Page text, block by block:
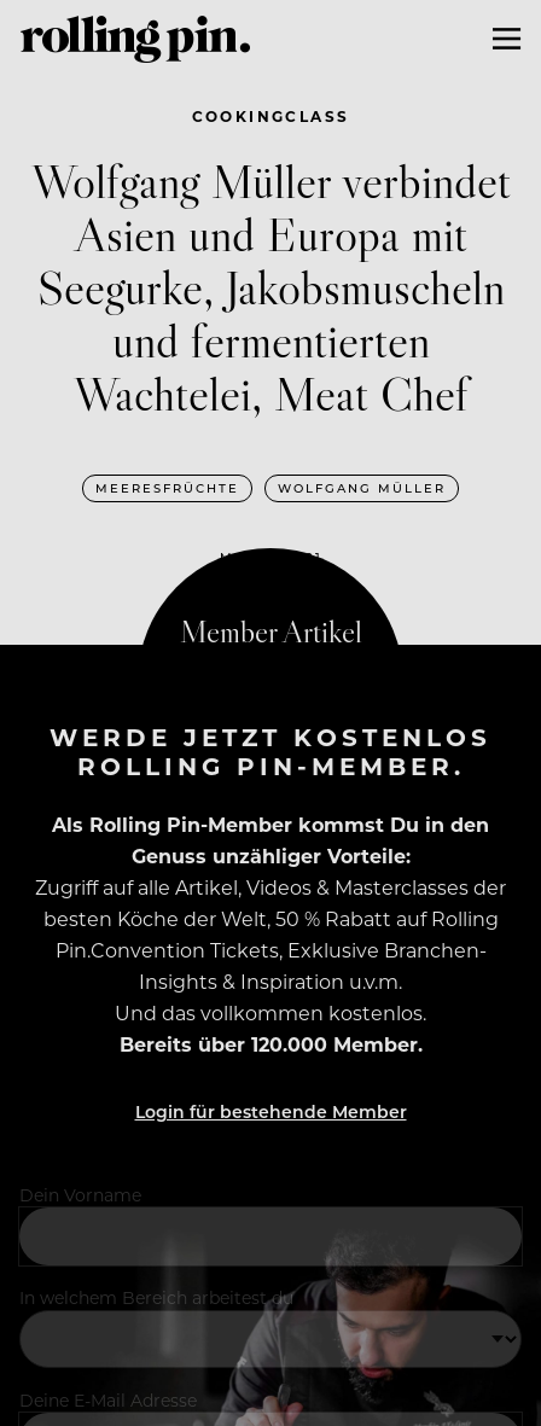
COOKINGCLASS
Wolfgang Müller verbindet
Asien und Europa mit
Seegurke, Jakobsmuscheln
und fermentierten
Wachtelei, Meat Chef
MEERESFRÜCHTE WOLFGANG MÜLLER
MAI 19, 2021
WERDE JETZT KOSTENLOS
ROLLING PIN-MEMBER.
Als Rolling Pin-Member kommst Du in den
Genuss unzähliger Vorteile:
Zugriff auf alle Artikel, Videos & Masterclasses der
besten Köche der Welt, 50 % Rabatt auf Rolling
Pin.Convention Tickets, Exklusive Branchen-
Insights & Inspiration u.v.m.
Und das vollkommen kostenlos.
Bereits über 120.000 Member.
Login für bestehende Member
Dein Vorname
In welchem Bereich arbeitest du
Deine E-Mail Adresse